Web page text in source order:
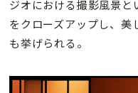
ジオにおける撮影風景
をクローズアップし、美
も挙げられる。